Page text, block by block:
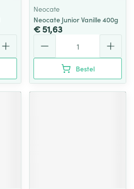
Neocate
Neocate Junior Vanille 400g
€ 51,63
Bestel